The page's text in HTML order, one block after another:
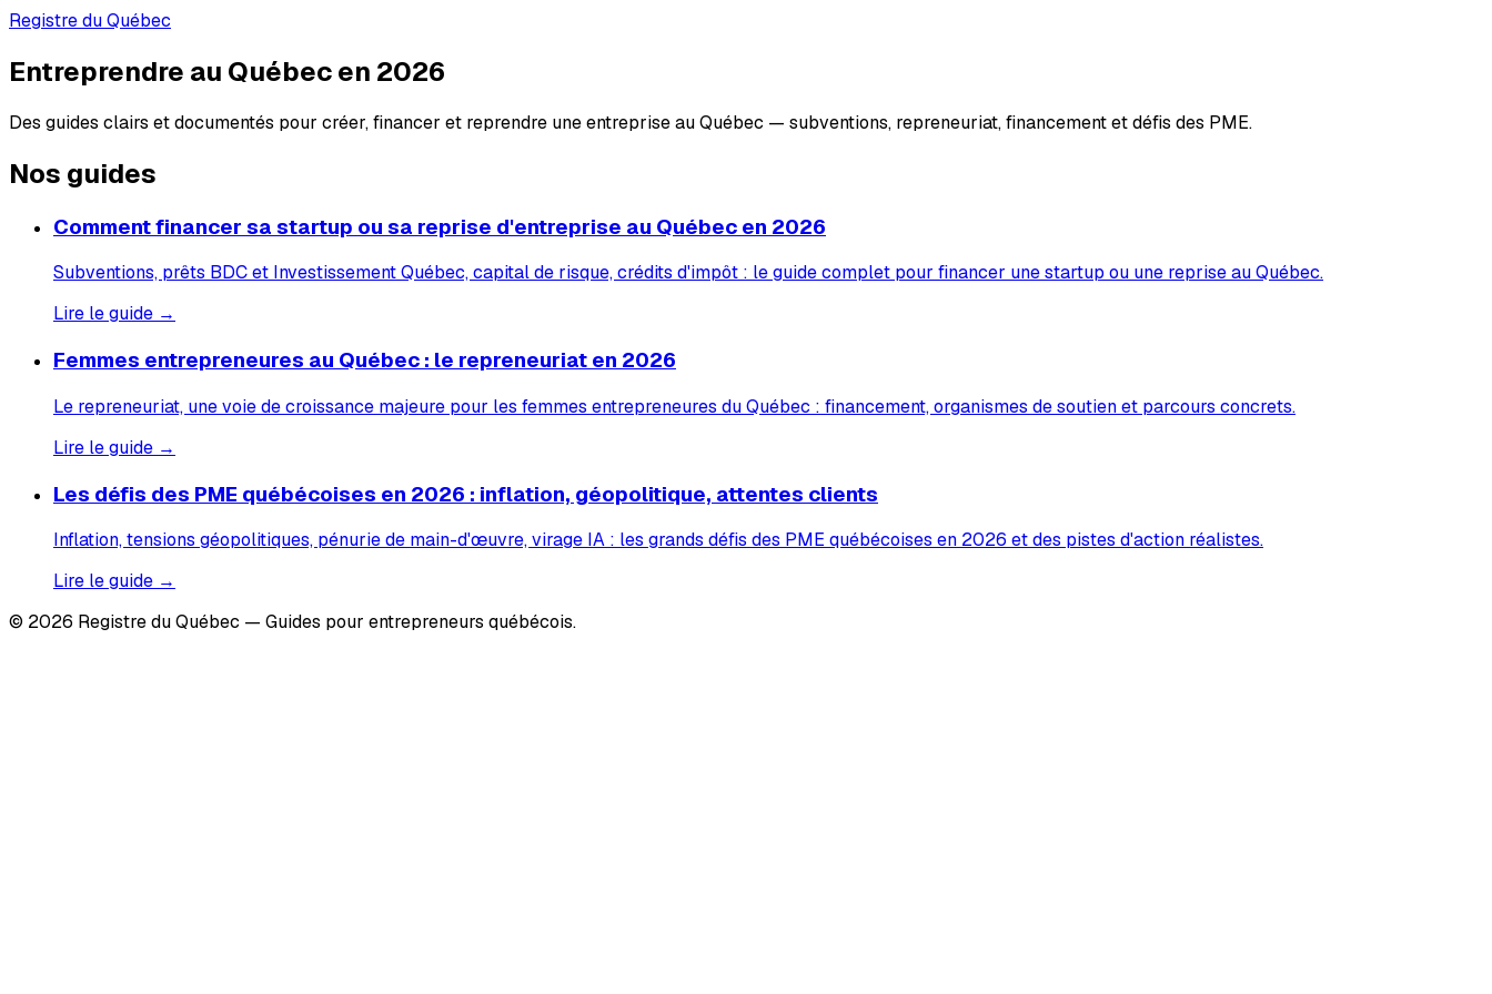
Registre du Québec
Entreprendre au Québec en 2026
Des guides clairs et documentés pour créer, financer et reprendre une entreprise au Québec — subventions, repreneuriat, financement et défis des PME.
Nos guides
Comment financer sa startup ou sa reprise d'entreprise au Québec en 2026
Subventions, prêts BDC et Investissement Québec, capital de risque, crédits d'impôt : le guide complet pour financer une startup ou une reprise au Québec.
Lire le guide →
Femmes entrepreneures au Québec : le repreneuriat en 2026
Le repreneuriat, une voie de croissance majeure pour les femmes entrepreneures du Québec : financement, organismes de soutien et parcours concrets.
Lire le guide →
Les défis des PME québécoises en 2026 : inflation, géopolitique, attentes clients
Inflation, tensions géopolitiques, pénurie de main-d'œuvre, virage IA : les grands défis des PME québécoises en 2026 et des pistes d'action réalistes.
Lire le guide →
© 2026 Registre du Québec — Guides pour entrepreneurs québécois.